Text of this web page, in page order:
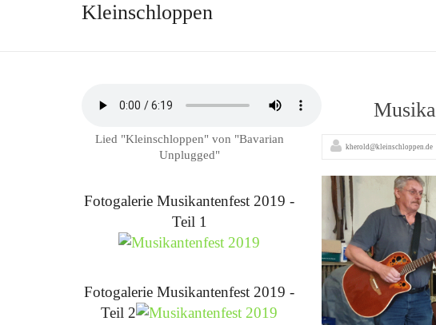
Kleinschloppen
kherold@kleinschloppen.de
Lied "Kleinschloppen" von "Bavarian
Unplugged"
Fotogalerie Musikantenfest 2019 -
Teil 1
Fotogalerie Musikantenfest 2019 -
Teil 2